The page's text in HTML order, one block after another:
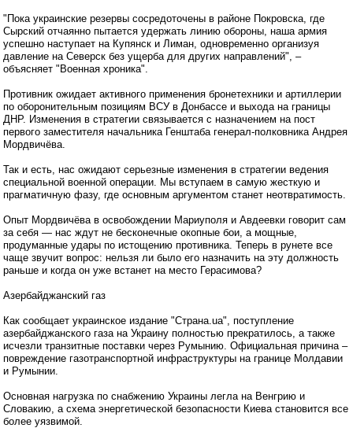
"Пока украинские резервы сосредоточены в районе Покровска, где
Сырский отчаянно пытается удержать линию обороны, наша армия
успешно наступает на Купянск и Лиман, одновременно организуя
давление на Северск без ущерба для других направлений", –
объясняет "Военная хроника".
Противник ожидает активного применения бронетехники и артиллерии
по оборонительным позициям ВСУ в Донбассе и выхода на границы
ДНР. Изменения в стратегии связывается с назначением на пост
первого заместителя начальника Генштаба генерал-полковника Андрея
Мордвичёва.
Так и есть, нас ожидают серьезные изменения в стратегии ведения
специальной военной операции. Мы вступаем в самую жесткую и
прагматичную фазу, где основным аргументом станет неотвратимость.
Опыт Мордвичёва в освобождении Мариуполя и Авдеевки говорит сам
за себя — нас ждут не бесконечные окопные бои, а мощные,
продуманные удары по истощению противника. Теперь в рунете все
чаще звучит вопрос: нельзя ли было его назначить на эту должность
раньше и когда он уже встанет на место Герасимова?
Азербайджанский газ
Как сообщает украинское издание "Страна.ua", поступление
азербайджанского газа на Украину полностью прекратилось, а также
исчезли транзитные поставки через Румынию. Официальная причина –
повреждение газотранспортной инфраструктуры на границе Молдавии
и Румынии.
Основная нагрузка по снабжению Украины легла на Венгрию и
Словакию, а схема энергетической безопасности Киева становится все
более уязвимой.